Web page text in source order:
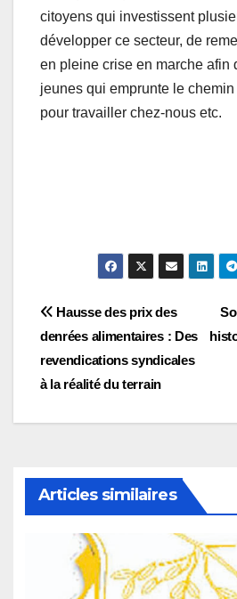
citoyens qui investissent
développer ce secteur, de
en pleine crise en marche afin
jeunes qui emprunte le chemin
pour travailler chez-nous etc.
Navigation
de
l’article
Hausse des prix des
denrées alimentaires : Des
revendications syndicales
à la réalité du terrain
Articles similaires